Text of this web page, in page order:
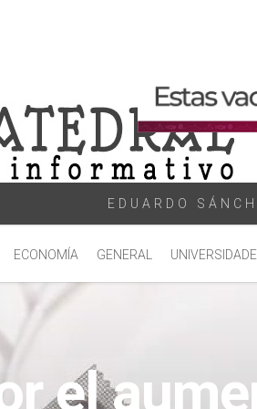
EDUARDO
ECONOMÍA GENERAL
el